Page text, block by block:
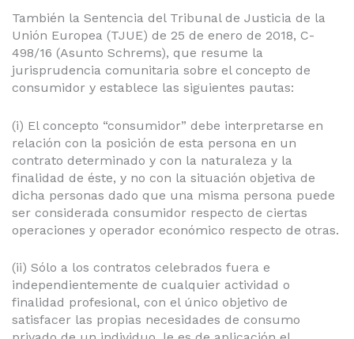
También la Sentencia del Tribunal de Justicia de la
Unión Europea (TJUE) de 25 de enero de 2018, C-
498/16 (Asunto Schrems), que resume la
jurisprudencia comunitaria sobre el concepto de
consumidor y establece las siguientes pautas:
(i) El concepto “consumidor” debe interpretarse en
relación con la posición de esta persona en un
contrato determinado y con la naturaleza y la
finalidad de éste, y no con la situación objetiva de
dicha personas dado que una misma persona puede
ser considerada consumidor respecto de ciertas
operaciones y operador económico respecto de otras.
(ii) Sólo a los contratos celebrados fuera e
independientemente de cualquier actividad o
finalidad profesional, con el único objetivo de
satisfacer las propias necesidades de consumo